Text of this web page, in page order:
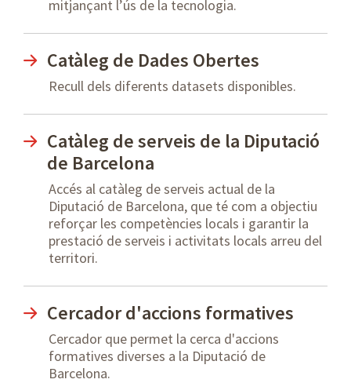
mitjançant l’ús de la tecnologia.
Catàleg de Dades Obertes
Recull dels diferents datasets disponibles.
Catàleg de serveis de la Diputació
de Barcelona
Accés al catàleg de serveis actual de la
Diputació de Barcelona, que té com a objectiu
reforçar les competències locals i garantir la
prestació de serveis i activitats locals arreu del
territori.
Cercador d'accions formatives
Cercador que permet la cerca d'accions
formatives diverses a la Diputació de
Barcelona.